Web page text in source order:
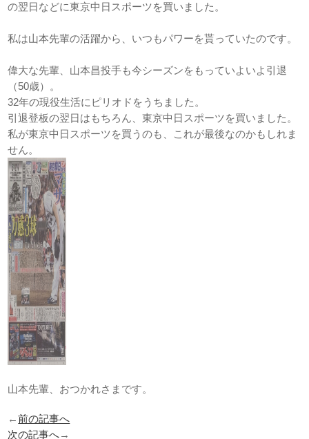
の翌日などに東京中日スポーツを買いました。
私は山本先輩の活躍から、いつもパワーを貰っていたのです。
偉大な先輩、山本昌投手も今シーズンをもっていよいよ引退
（50歳）。
32年の現役生活にピリオドをうちました。
引退登板の翌日はもちろん、東京中日スポーツを買いました。
私が東京中日スポーツを買うのも、これが最後なのかもしれま
せん。
山本先輩、おつかれさまです。
←前の記事へ
次の記事へ→